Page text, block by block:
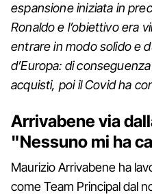
espansione iniziata in
Ronaldo e l’obiettivo era
entrare in modo solido e
d’Europa: di
acquisti, poi il Covid ha
Arrivabene via
"Nessuno mi ha
Maurizio Arrivabene ha
come Team Principal dal